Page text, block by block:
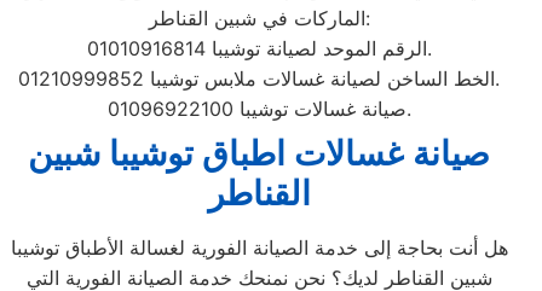
الماركات في شبين القناطر:
الرقم الموحد لصيانة توشيبا 01010916814.
الخط الساخن لصيانة غسالات ملابس توشيبا 01210999852.
صيانة غسالات توشيبا 01096922100.
صيانة غسالات اطباق توشيبا شبين
القناطر
هل أنت بحاجة إلى خدمة الصيانة الفورية لغسالة الأطباق توشيبا
شبين القناطر لديك؟ نحن نمنحك خدمة الصيانة الفورية التي